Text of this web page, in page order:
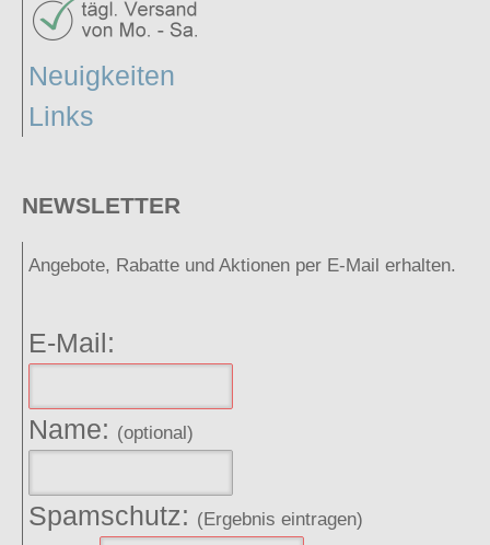
Neuigkeiten
Links
NEWSLETTER
Angebote, Rabatte und Aktionen per E-Mail erhalten.
E-Mail:
Name: (optional)
Spamschutz: (Ergebnis eintragen)